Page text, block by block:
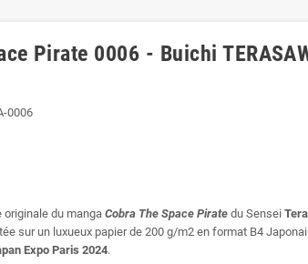
Pirate 0006 - Buichi
0006
originale du manga Cobra The Space Pirate du Sensei
sur un luxueux papier de 200 g/m2 en format B4
Expo Paris 2024.